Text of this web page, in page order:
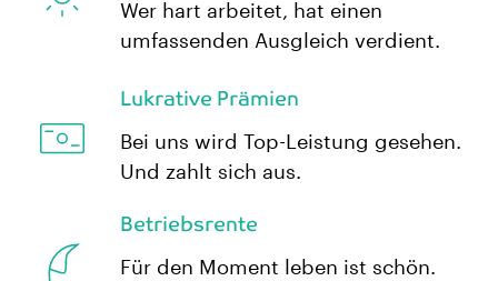
Wer hart arbeitet, hat einen
umfassenden Ausgleich verdient.
Lukrative Prämien
Bei uns wird Top-Leistung gesehen.
Und zahlt sich aus.
Betriebsrente
Für den Moment leben ist schön.